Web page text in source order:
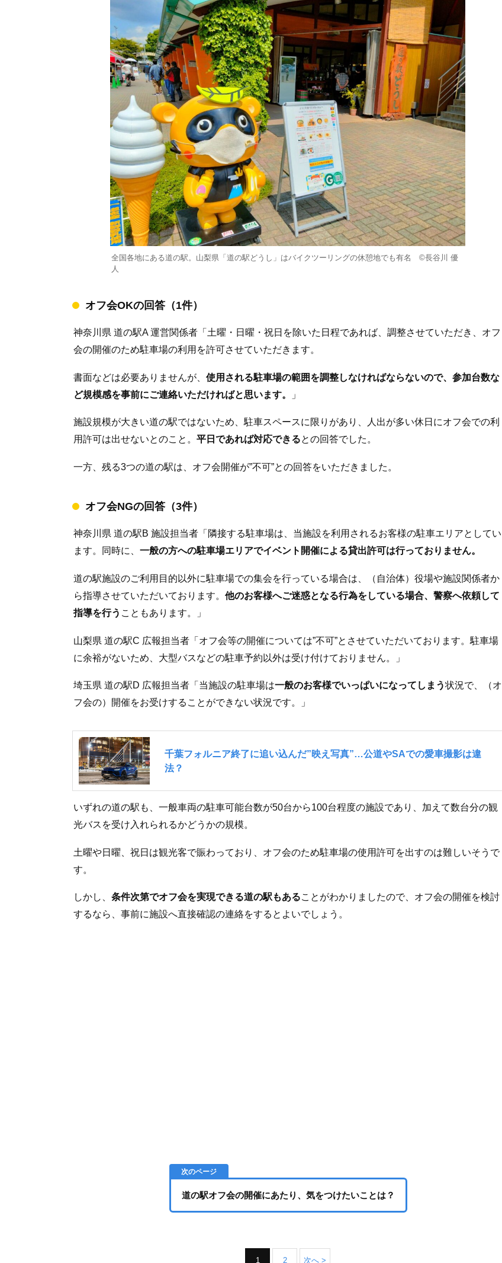
全国各地にある道の駅。山梨県「道の駅どうし」はバイクツーリングの休憩地でも有名 ©長谷川 優
人
オフ会OKの回答（1件）
神奈川県 道の駅A 運営関係者「土曜・日曜・祝日を除いた日程であれば、調整させていただき、オフ
会の開催のため駐車場の利用を許可させていただきます。
書面などは必要ありませんが、 使用される駐車場の範囲を調整しなければならないので、参加台数な
ど規模感を事前にご連絡いただければと思います。
」
施設規模が大きい道の駅ではないため、駐車スペースに限りがあり、人出が多い休日にオフ会での利
用許可は出せないとのこと。 平日であれば対応できるとの回答でした。
一方、残る3つの道の駅は、オフ会開催が”不可”との回答をいただきました。
オフ会NGの回答（3件）
神奈川県 道の駅B 施設担当者「隣接する駐車場は、当施設を利用されるお客様の駐車エリアとしてい
ます。同時に、 一般の方への駐車場エリアでイベント開催による貸出許可は行っておりません。
道の駅施設のご利用目的以外に駐車場での集会を行っている場合は、（自治体）役場や施設関係者か
ら指導させていただいております。 他のお客様へご迷惑となる行為をしている場合、警察へ依頼して
指導を行う こともあります。」
山梨県 道の駅C 広報担当者「オフ会等の開催については”不可”とさせていただいております。駐車場
に余裕がないため、大型バスなどの駐車予約以外は受け付けておりません。」
埼玉県 道の駅D 広報担当者「当施設の駐車場は一般のお客様でいっぱいになってしまう状況で、（オ
フ会の）開催をお受けすることができない状況です。」
いずれの道の駅も、一般車両の駐車可能台数が50台から100台程度の施設であり、加えて数台分の観
光バスを受け入れられるかどうかの規模。
土曜や日曜、祝日は観光客で賑わっており、オフ会のため駐車場の使用許可を出すのは難しいそうで
す。
しかし、 条件次第でオフ会を実現できる道の駅もあることがわかりましたので、オフ会の開催を検討
するなら、事前に施設へ直接確認の連絡をするとよいでしょう。
道の駅オフ会の開催にあたり、気をつけたいことは？
1 2 次へ >